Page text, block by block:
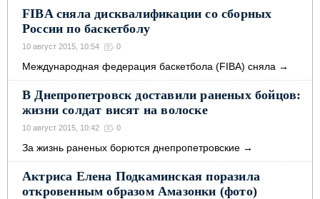
FIBA сняла дисквалификации со сборных
России по баскетболу
10 август 2015, 10:54 0
Международная федерация баскетбола (FIBA) сняла →
В Днепропетровск доставили раненых бойцов:
жизни солдат висят на волоске
10 август 2015, 10:42 0
За жизнь раненых борются днепропетровские →
Актриса Елена Подкаминская поразила
откровенным образом Амазонки (фото)